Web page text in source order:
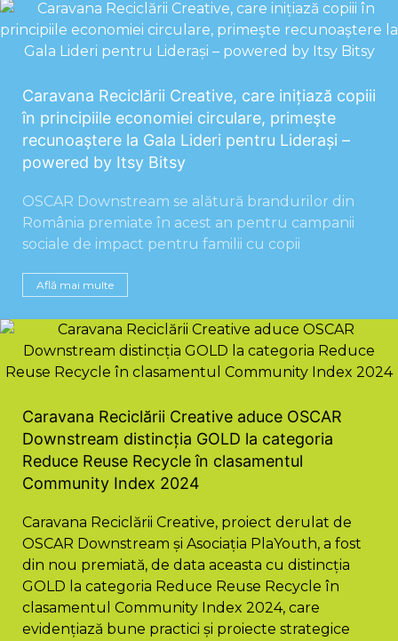
Caravana Reciclării Creative, care inițiază copiii
în principiile economiei circulare, primeşte
recunoaştere la Gala Lideri pentru Liderași –
powered by Itsy Bitsy
OSCAR Downstream se alătură brandurilor din
România premiate în acest an pentru campanii
sociale de impact pentru familii cu copii
Află mai multe
Caravana Reciclării Creative aduce OSCAR
Downstream distincția GOLD la categoria
Reduce Reuse Recycle în clasamentul
Community Index 2024
Caravana Reciclării Creative, proiect derulat de
OSCAR Downstream și Asociația PlaYouth, a fost
din nou premiată, de data aceasta cu distincția
GOLD la categoria Reduce Reuse Recycle în
clasamentul Community Index 2024, care
evidențiază bune practici și proiecte strategice